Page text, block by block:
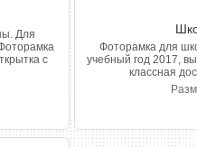
Для
с
Фоторамка для
учебный год 2017,
классная